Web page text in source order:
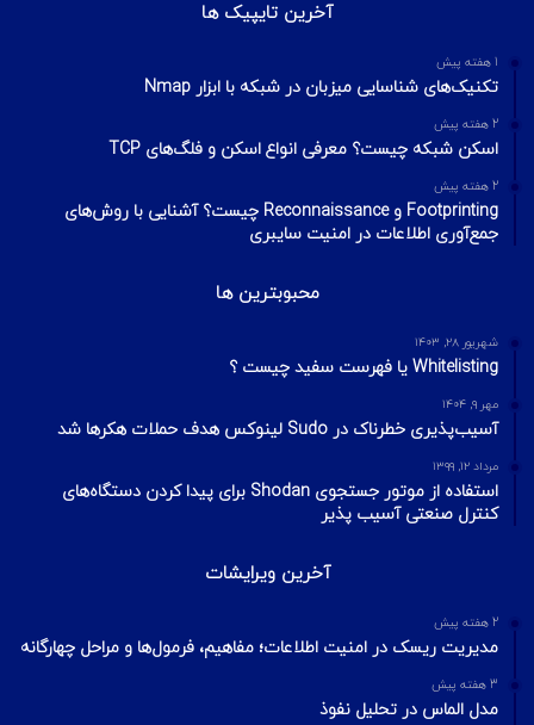
آخرین تایپیک ها
1 هفته پیش
تکنیک‌های شناسایی میزبان در شبکه با ابزار Nmap
2 هفته پیش
اسکن شبکه چیست؟ معرفی انواع اسکن و فلگ‌های TCP
2 هفته پیش
Footprinting و Reconnaissance چیست؟ آشنایی با روش‌های
جمع‌آوری اطلاعات در امنیت سایبری
محبوبترین ها
شهریور ۲۸, ۱۴۰۳
Whitelisting یا فهرست سفید چیست ؟
مهر ۹, ۱۴۰۴
آسیب‌پذیری خطرناک در Sudo لینوکس هدف حملات هکرها شد
مرداد ۱۲, ۱۳۹۹
استفاده از موتور جستجوی Shodan برای پیدا کردن دستگاه‌های
کنترل صنعتی آسیب پذیر
آخرین ویرایشات
2 هفته پیش
مدیریت ریسک در امنیت اطلاعات؛ مفاهیم، فرمول‌ها و مراحل چهارگانه
3 هفته پیش
مدل الماس در تحلیل نفوذ